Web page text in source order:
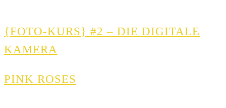
{FOTO-KURS} #2 – DIE DIGITALE
KAMERA
PINK ROSES